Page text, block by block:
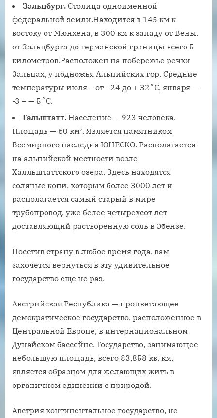
Зальцбург. Столица одноименной
федеральной земли.Находится в 145 км к
востоку от Мюнхена, в 300 км к западу от Вены.
от Зальцбурга до германской границы всего 5
километров.Расположен на побережье речки
Зальцах, у подножья Альпийских гор. Средние
температуры июля – от +24 до + 32˚C, января —
-3 – — 5˚C.
Гальштатт. Население — 923 человека.
Площадь — 60 км². Является памятником
Всемирного наследия ЮНЕСКО. Располагается
на альпийской местности возле
Халльштаттского озера. Здесь находятся
соляные копи, которым более 3000 лет и
располагается самый старый в мире
трубопровод, уже белее четырехсот лет
доставляющий растворенную соль в Эбензе.
Посетив страну в любое время года, вам
захочется вернуться в эту удивительное
государство еще не раз.
Австрийская Республика — процветающее
демократическое государство, расположенное в
Центральной Европе, в интернациональном
Дунайском бассейне. Государство, занимающее
небольшую площадь, всего 83,858 кв. км,
является образцом для желающих жить в
органичном единении с природой.
Австрия континентальное государство, не